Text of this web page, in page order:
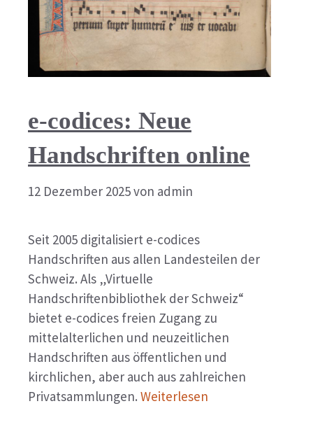
e-codices: Neue
Handschriften online
12 Dezember 2025von admin
Seit 2005 digitalisiert e-codices
Handschriften aus allen Landesteilen der
Schweiz. Als „Virtuelle
Handschriftenbibliothek der Schweiz“
bietet e-codices freien Zugang zu
mittelalterlichen und neuzeitlichen
Handschriften aus öffentlichen und
kirchlichen, aber auch aus zahlreichen
Privatsammlungen. Weiterlesen